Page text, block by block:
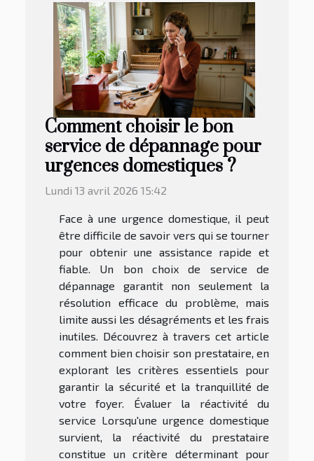
Comment choisir le bon
service de dépannage pour
urgences domestiques ?
Lundi 13 avril 2026 15:42
Face à une urgence domestique, il peut
être difficile de savoir vers qui se tourner
pour obtenir une assistance rapide et
fiable. Un bon choix de service de
dépannage garantit non seulement la
résolution efficace du problème, mais
limite aussi les désagréments et les frais
inutiles. Découvrez à travers cet article
comment bien choisir son prestataire, en
explorant les critères essentiels pour
garantir la sécurité et la tranquillité de
votre foyer. Évaluer la réactivité du
service Lorsqu'une urgence domestique
survient, la réactivité du prestataire
constitue un critère déterminant pour